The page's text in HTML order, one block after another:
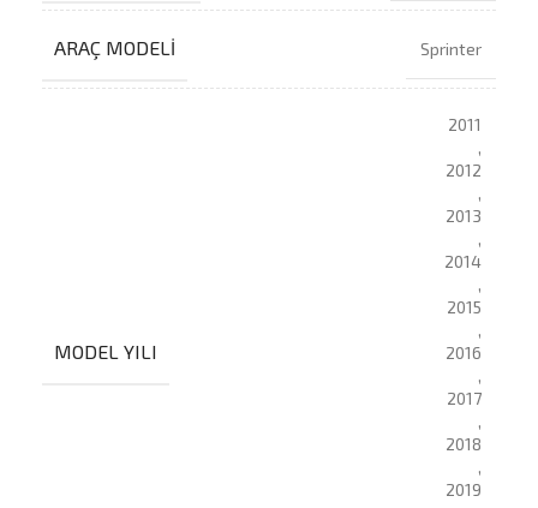
ARAÇ MODELI Sprinter
MODEL YILI
2011
,
2012
,
2013
,
2014
,
2015
,
2016
,
2017
,
2018
,
2019